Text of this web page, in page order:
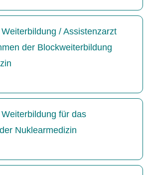
/ Assistenzarzt
der Blockweiterbildung
für das
Nuklearmedizin